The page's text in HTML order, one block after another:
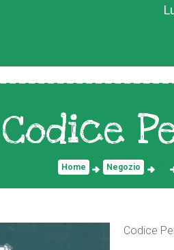
Codice
Home Negozio
...
Codice